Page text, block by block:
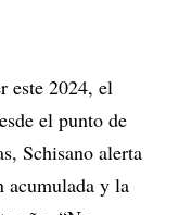
este 2024, el
el punto de
Schisano alerta
acumulada y la